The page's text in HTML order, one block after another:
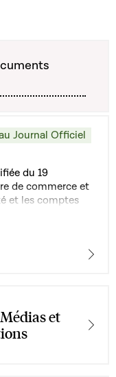
Journal Officiel
du 19
de commerce et
et les comptes
du 13 janvier
et